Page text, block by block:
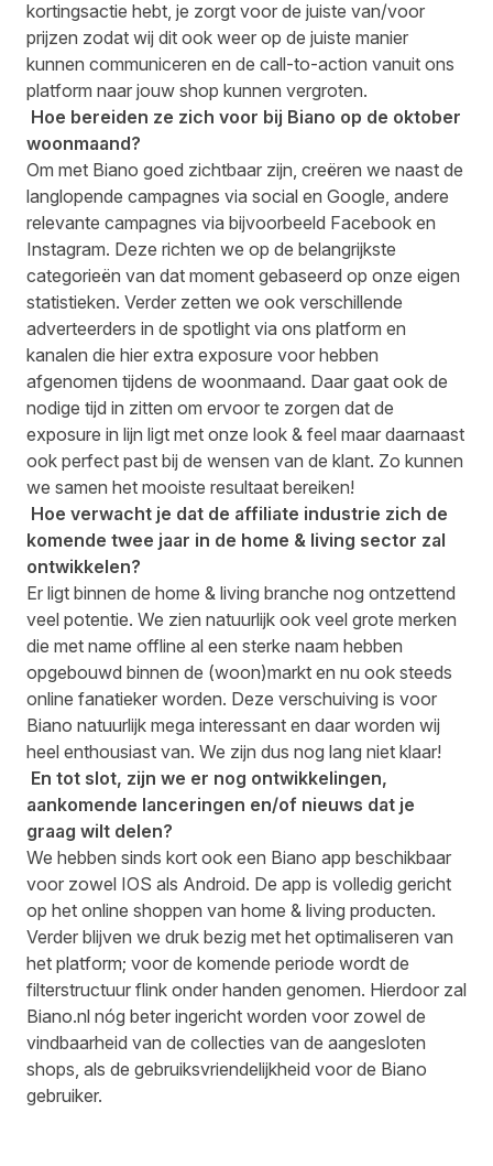
kortingsactie hebt, je zorgt voor de juiste van/voor
prijzen zodat wij dit ook weer op de juiste manier
kunnen communiceren en de call-to-action vanuit ons
platform naar jouw shop kunnen vergroten.
Hoe bereiden ze zich voor bij Biano op de oktober
woonmaand?
Om met Biano goed zichtbaar zijn, creëren we naast de
langlopende campagnes via social en Google, andere
relevante campagnes via bijvoorbeeld Facebook en
Instagram. Deze richten we op de belangrijkste
categorieën van dat moment gebaseerd op onze eigen
statistieken. Verder zetten we ook verschillende
adverteerders in de spotlight via ons platform en
kanalen die hier extra exposure voor hebben
afgenomen tijdens de woonmaand. Daar gaat ook de
nodige tijd in zitten om ervoor te zorgen dat de
exposure in lijn ligt met onze look & feel maar daarnaast
ook perfect past bij de wensen van de klant. Zo kunnen
we samen het mooiste resultaat bereiken!
Hoe verwacht je dat de affiliate industrie zich de
komende twee jaar in de home & living sector zal
ontwikkelen?
Er ligt binnen de home & living branche nog ontzettend
veel potentie. We zien natuurlijk ook veel grote merken
die met name offline al een sterke naam hebben
opgebouwd binnen de (woon)markt en nu ook steeds
online fanatieker worden. Deze verschuiving is voor
Biano natuurlijk mega interessant en daar worden wij
heel enthousiast van. We zijn dus nog lang niet klaar!
En tot slot, zijn we er nog ontwikkelingen,
aankomende lanceringen en/of nieuws dat je
graag wilt delen?
We hebben sinds kort ook een Biano app beschikbaar
voor zowel IOS als Android. De app is volledig gericht
op het online shoppen van home & living producten.
Verder blijven we druk bezig met het optimaliseren van
het platform; voor de komende periode wordt de
filterstructuur flink onder handen genomen. Hierdoor zal
Biano.nl nóg beter ingericht worden voor zowel de
vindbaarheid van de collecties van de aangesloten
shops, als de gebruiksvriendelijkheid voor de Biano
gebruiker.